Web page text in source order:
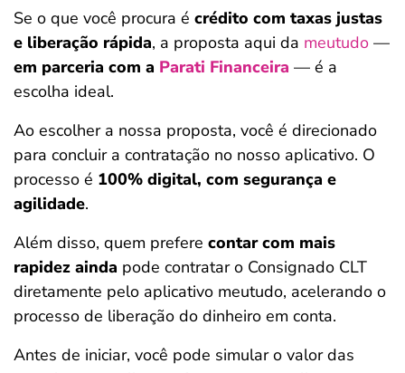
Se o que você procura é crédito com taxas justas
e liberação rápida, a proposta aqui da meutudo —
em parceria com a Parati Financeira — é a
escolha ideal.
Ao escolher a nossa proposta, você é direcionado
para concluir a contratação no nosso aplicativo. O
processo é 100% digital, com segurança e
agilidade.
Além disso, quem prefere contar com mais
rapidez ainda pode contratar o Consignado CLT
diretamente pelo aplicativo meutudo, acelerando o
processo de liberação do dinheiro em conta.
Antes de iniciar, você pode simular o valor das